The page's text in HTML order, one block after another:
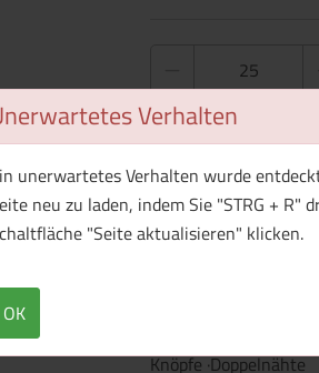
Verhalten
unerwartetes Verhalten wurde
neu zu laden, indem Sie "STRG + R"
"Seite aktualisieren" klicken.
OK
1 Muster
·180 g/m² ·100%
1% Viskose
Knöpfe ·Doppelnähte